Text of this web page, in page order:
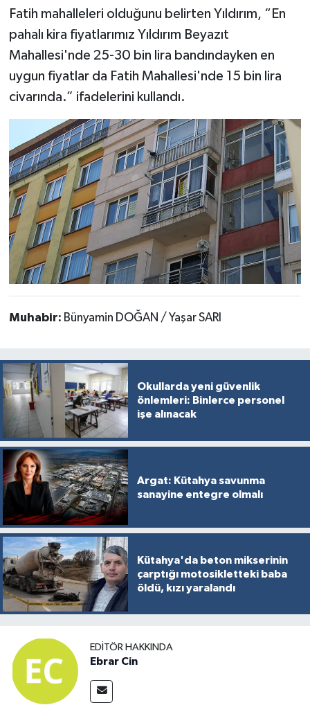
Fatih mahalleleri olduğunu belirten Yıldırım, “En
pahalı kira fiyatlarımız Yıldırım Beyazıt
Mahallesi'nde 25-30 bin lira bandındayken en
uygun fiyatlar da Fatih Mahallesi'nde 15 bin lira
civarında.” ifadelerini kullandı.
Muhabir: Bünyamin DOĞAN / Yaşar SARI
Okullarda yeni güvenlik
önlemleri: Binlerce personel
işe alınacak
Argat: Kütahya savunma
sanayine entegre olmalı
Kütahya'da beton mikserinin
çarptığı motosikletteki baba
öldü, kızı yaralandı
EDITÖR HAKKINDA
Ebrar Cin